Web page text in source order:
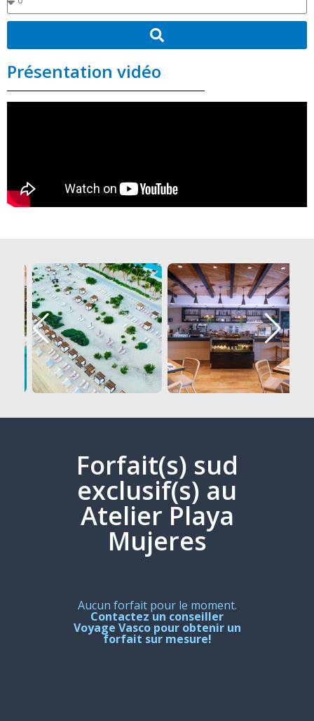
Présentation vidéo
Forfait(s) sud
exclusif(s) au
Atelier Playa
Mujeres
Aucun forfait pour le moment.
Contactez un conseiller
Voyage Vasco pour obtenir un
forfait sur mesure!